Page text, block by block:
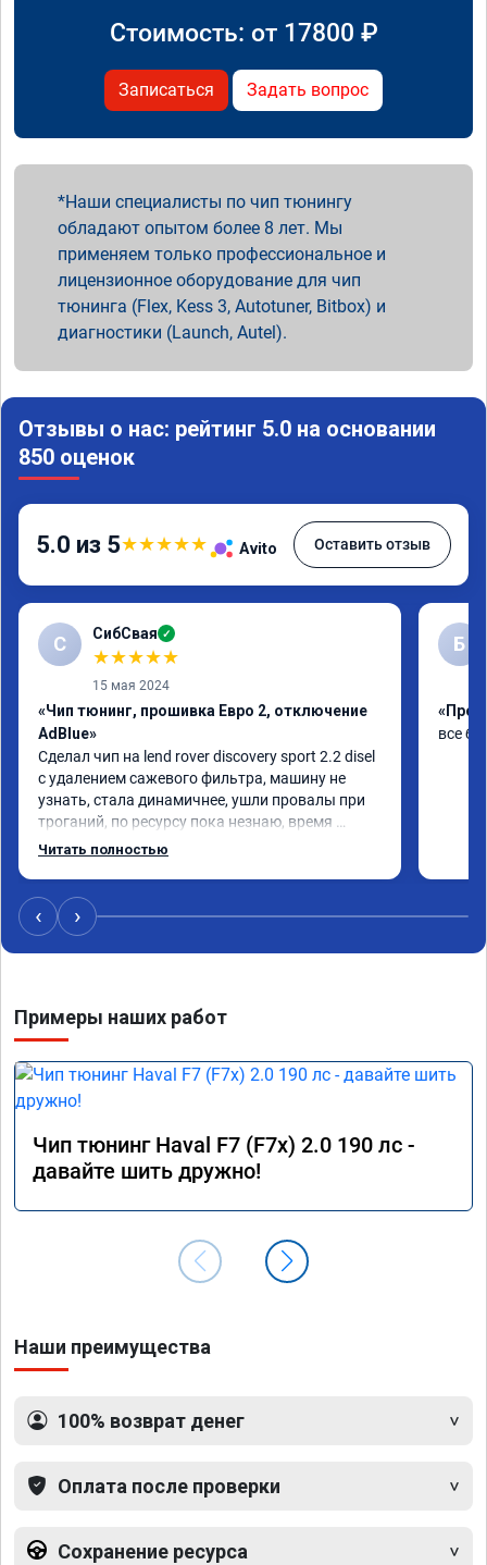
Стоимость: от 17800 ₽
Записаться Задать вопрос
Наши специалисты по чип тюнингу
обладают опытом более 8 лет. Мы
применяем только профессиональное и
лицензионное оборудование для чип
тюнинга (Flex, Kess 3, Autotuner, Bitbox) и
диагностики (Launch, Autel).
Отзывы о нас: рейтинг 5.0 на основании
850 оценок
5.0 из 5★★★★★ Avito Оставить отзыв
С СибСвая ✓
★★★★★
15 мая 2024
«Чип тюнинг, прошивка Евро 2, отключение
AdBlue»
Сделал чип на lend rover discovery sport 2.2 disel
с удалением сажевого фильтра, машину не
узнать, стала динамичнее, ушли провалы при
троганий, по ресурсу пока незнаю, время
покажет, короче рекомендую!
Читать полностью
Б
все
‹ ›
Примеры наших работ
Чип тюнинг Haval F7 (F7x) 2.0 190 лс -
давайте шить дружно!
Наши преимущества
100% возврат денег
Оплата после проверки
Сохранение ресурса